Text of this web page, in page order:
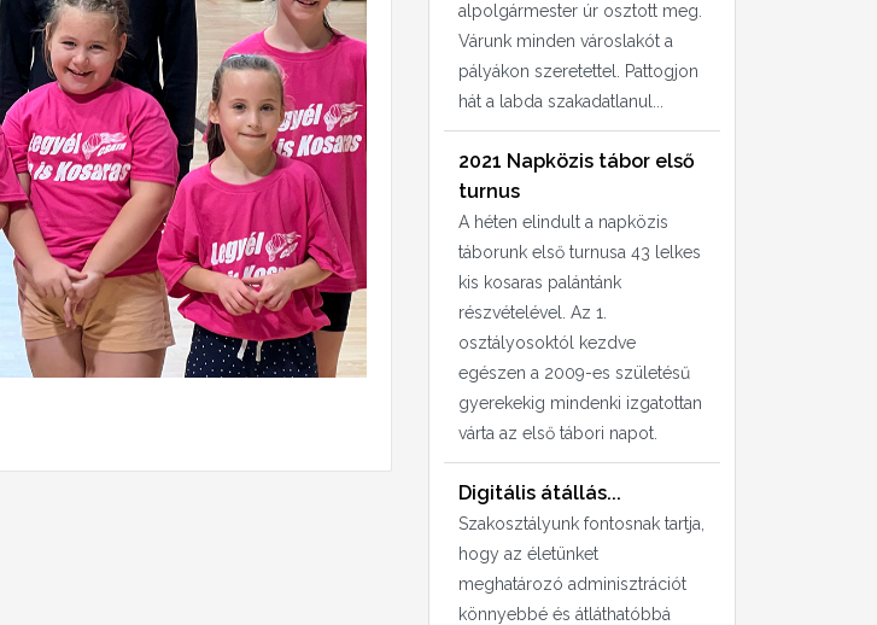
alpolgármester úr osztott meg.
Várunk minden városlakót a
pályákon szeretettel. Pattogjon
hát a labda szakadatlanul...
2021 Napközis tábor első
turnus
A héten elindult a napközis
táborunk első turnusa 43 lelkes
kis kosaras palántánk
részvételével. Az 1.
osztályosoktól kezdve
egészen a 2009-es születésű
gyerekekig mindenki izgatottan
várta az első tábori napot.
Digitális átállás...
Szakosztályunk fontosnak tartja,
hogy az életünket
meghatározó adminisztrációt
könnyebbé és átláthatóbbá